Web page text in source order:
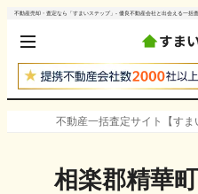
不動産売却・査定なら「すまいステップ」- 優良不動産会社と出会える一括
不動産一括査定サイト【すま
相楽郡精華町